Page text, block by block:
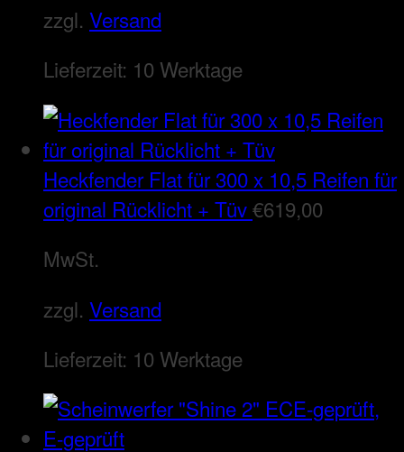
zzgl. Versand
Lieferzeit: 10 Werktage
Heckfender Flat für 300 x 10,5 Reifen für
original Rücklicht + Tüv€619,00
MwSt.
zzgl. Versand
Lieferzeit: 10 Werktage